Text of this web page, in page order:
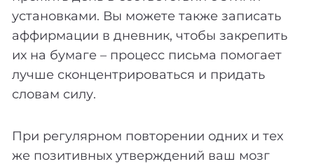
установками. Вы можете также записать
аффирмации в дневник, чтобы закрепить
их на бумаге – процесс письма помогает
лучше сконцентрироваться и придать
словам силу.
При регулярном повторении одних и тех
же позитивных утверждений ваш мозг